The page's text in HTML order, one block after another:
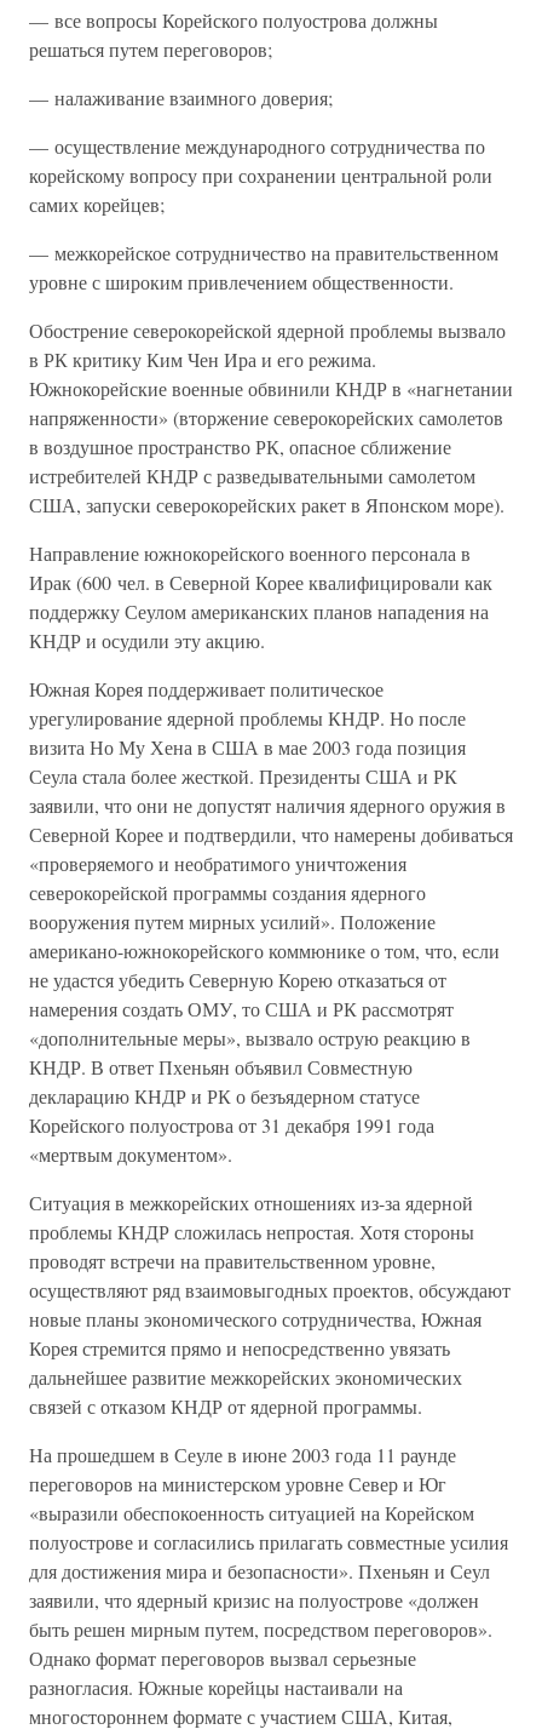
— все вопросы Корейского полуострова должны
решаться путем переговоров;
— налаживание взаимного доверия;
— осуществление международного сотрудничества по
корейскому вопросу при сохранении центральной роли
самих корейцев;
— межкорейское сотрудничество на правительственном
уровне с широким привлечением общественности.
Обострение северокорейской ядерной проблемы вызвало
в РК критику Ким Чен Ира и его режима.
Южнокорейские военные обвинили КНДР в «нагнетании
напряженности» (вторжение северокорейских самолетов
в воздушное пространство РК, опасное сближение
истребителей КНДР с разведывательными самолетом
США, запуски северокорейских ракет в Японском море).
Направление южнокорейского военного персонала в
Ирак (600 чел. в Северной Корее квалифицировали как
поддержку Сеулом американских планов нападения на
КНДР и осудили эту акцию.
Южная Корея поддерживает политическое
урегулирование ядерной проблемы КНДР. Но после
визита Но Му Хена в США в мае 2003 года позиция
Сеула стала более жесткой. Президенты США и РК
заявили, что они не допустят наличия ядерного оружия в
Северной Корее и подтвердили, что намерены добиваться
«проверяемого и необратимого уничтожения
северокорейской программы создания ядерного
вооружения путем мирных усилий». Положение
американо-южнокорейского коммюнике о том, что, если
не удастся убедить Северную Корею отказаться от
намерения создать ОМУ, то США и РК рассмотрят
«дополнительные меры», вызвало острую реакцию в
КНДР. В ответ Пхеньян объявил Совместную
декларацию КНДР и РК о безъядерном статусе
Корейского полуострова от 31 декабря 1991 года
«мертвым документом».
Ситуация в межкорейских отношениях из-за ядерной
проблемы КНДР сложилась непростая. Хотя стороны
проводят встречи на правительственном уровне,
осуществляют ряд взаимовыгодных проектов, обсуждают
новые планы экономического сотрудничества, Южная
Корея стремится прямо и непосредственно увязать
дальнейшее развитие межкорейских экономических
связей с отказом КНДР от ядерной программы.
На прошедшем в Сеуле в июне 2003 года 11 раунде
переговоров на министерском уровне Север и Юг
«выразили обеспокоенность ситуацией на Корейском
полуострове и согласились прилагать совместные усилия
для достижения мира и безопасности». Пхеньян и Сеул
заявили, что ядерный кризис на полуострове «должен
быть решен мирным путем, посредством переговоров».
Однако формат переговоров вызвал серьезные
разногласия. Южные корейцы настаивали на
многостороннем формате с участием США, Китая,